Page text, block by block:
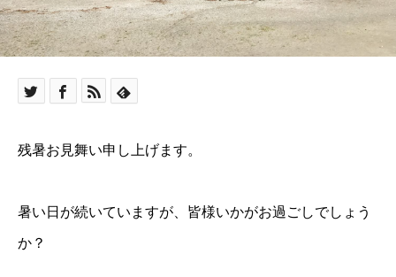
残暑お見舞い申し上げます。
暑い日が続いていますが、皆様いかがお過ごしでしょう
か？